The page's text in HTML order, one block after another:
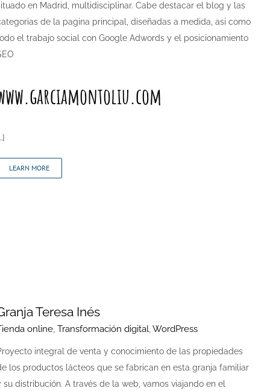
en Madrid, multidisciplinar. Cabe destacar el blog y las
de la pagina principal, diseñadas a medida, asi como
el trabajo social con Google Adwords y el posicionamiento
LEARN MORE
Teresa Inés
online, Transformación digital,WordPress
integral de venta y conocimiento de las propiedades
los productos lácteos que se fabrican en esta granja familiar
su distribución. A través de la web, vamos viajando en el